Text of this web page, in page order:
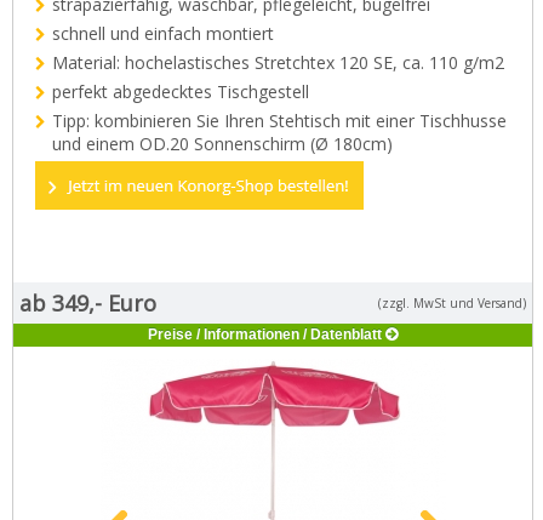
Daten-Upload
Kontakt
Zum neuen Online Shop!
schnell und einfach montiert
Material: hochelastisches Stretchtex 120 SE, ca. 110 g/m2
perfekt abgedecktes Tischgestell
Tipp: kombinieren Sie Ihren Stehtisch mit einer Tischhusse
und einem OD.20 Sonnenschirm (Ø 180cm)
ab 349,- Euro
(zzgl. MwSt und Versand)
Preise / Informationen / Datenblatt